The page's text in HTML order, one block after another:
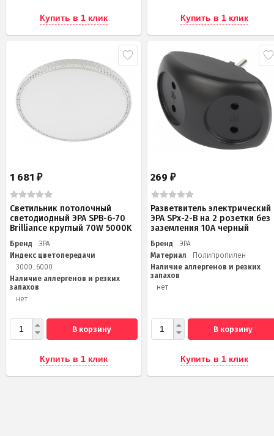
Купить в 1 клик Купить в 1 клик
1 681 ₽
Светильник потолочный
светодиодный ЭРА SPB-6-70
Brilliance круглый 70W 5000K
Бренд
ЭРА
Индекс цветопередачи
3000...6000
Наличие аллергенов и резких
запахов
нет
В корзину
Купить в 1 клик
269₽
Разветвитель электрический
ЭРА SPx-2-B на 2 розетки без
заземления 10А черный
Бренд
ЭРА
Материал
Полипропилен
Наличие аллергенов и резких
запахов
нет
В корзину
Купить в 1 клик